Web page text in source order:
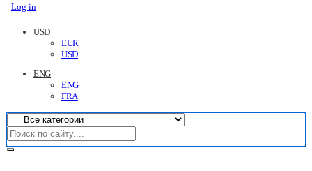
Log in
USD
EUR
USD
ENG
ENG
FRA